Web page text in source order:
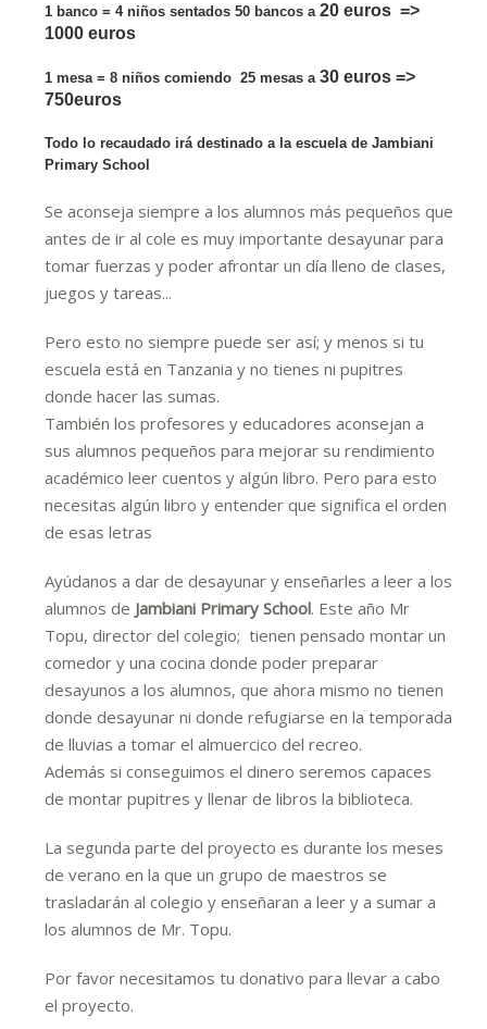
1 banco = 4 niños sentados 50 bancos a 20 euros =>
1000 euros
1 mesa = 8 niños comiendo 25 mesas a 30 euros =>
750euros
Todo lo recaudado irá destinado a la escuela de Jambiani
Primary School
Se aconseja siempre a los alumnos más pequeños que
antes de ir al cole es muy importante desayunar para
tomar fuerzas y poder afrontar un día lleno de clases,
juegos y tareas...
Pero esto no siempre puede ser así; y menos si tu
escuela está en Tanzania y no tienes ni pupitres
donde hacer las sumas.
También los profesores y educadores aconsejan a
sus alumnos pequeños para mejorar su rendimiento
académico leer cuentos y algún libro. Pero para esto
necesitas algún libro y entender que significa el orden
de esas letras
Ayúdanos a dar de desayunar y enseñarles a leer a los
alumnos de Jambiani Primary School. Este año Mr
Topu, director del colegio; tienen pensado montar un
comedor y una cocina donde poder preparar
desayunos a los alumnos, que ahora mismo no tienen
donde desayunar ni donde refugiarse en la temporada
de lluvias a tomar el almuercico del recreo.
Además si conseguimos el dinero seremos capaces
de montar pupitres y llenar de libros la biblioteca.
La segunda parte del proyecto es durante los meses
de verano en la que un grupo de maestros se
trasladarán al colegio y enseñaran a leer y a sumar a
los alumnos de Mr. Topu.
Por favor necesitamos tu donativo para llevar a cabo
el proyecto.